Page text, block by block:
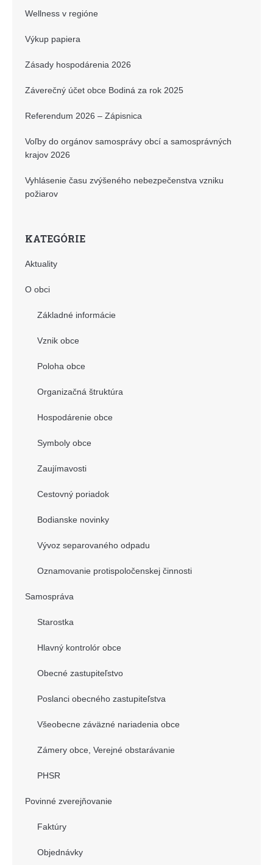
Wellness v regióne
Výkup papiera
Zásady hospodárenia 2026
Záverečný účet obce Bodiná za rok 2025
Referendum 2026 – Zápisnica
Voľby do orgánov samosprávy obcí a samosprávných
krajov 2026
Vyhlásenie času zvýšeného nebezpečenstva vzniku
požiarov
KATEGÓRIE
Aktuality
O obci
Základné informácie
Vznik obce
Poloha obce
Organizačná štruktúra
Hospodárenie obce
Symboly obce
Zaujímavosti
Cestovný poriadok
Bodianske novinky
Vývoz separovaného odpadu
Oznamovanie protispoločenskej činnosti
Samospráva
Starostka
Hlavný kontrolór obce
Obecné zastupiteľstvo
Poslanci obecného zastupiteľstva
Všeobecne záväzné nariadenia obce
Zámery obce, Verejné obstarávanie
PHSR
Povinné zverejňovanie
Faktúry
Objednávky